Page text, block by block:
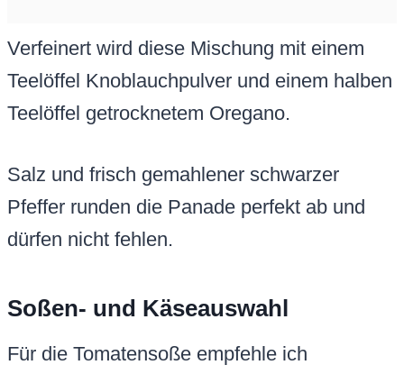
Verfeinert wird diese Mischung mit einem
Teelöffel Knoblauchpulver und einem halben
Teelöffel getrocknetem Oregano.
Salz und frisch gemahlener schwarzer
Pfeffer runden die Panade perfekt ab und
dürfen nicht fehlen.
Soßen- und Käseauswahl
Für die Tomatensoße empfehle ich